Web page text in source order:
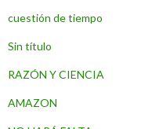
cuestión de tiempo
Sin título
RAZÓN Y CIENCIA
AMAZON